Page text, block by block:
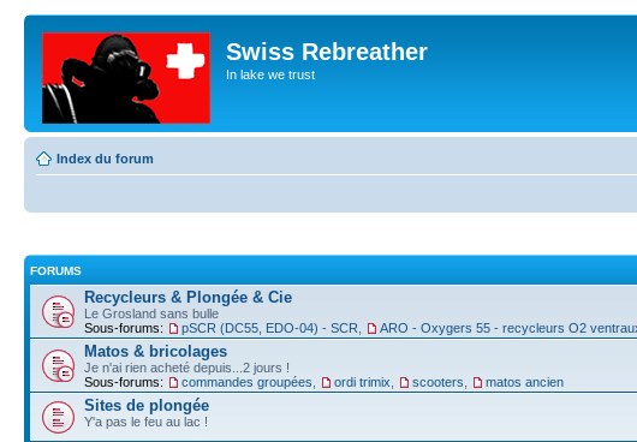
Swiss Rebreather
In lake we trust
Index du forum
FORUMS
Recycleurs & Plongée & Cie
Le Grosland sans bulle
Sous-forums:
pSCR (DC55, EDO-04) - SCR ARO - Oxygers 55 - recycleurs O2
Matos & bricolages
Je n'ai rien acheté depuis...2 jours !
Sous-forums:
commandes groupées ordi trimix scooters matos ancien
Sites de plongée
Y'a pas le feu au lac !